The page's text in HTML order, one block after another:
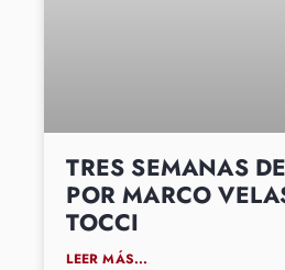
TRES SEMANAS
POR MARCO
TOCCI
LEER MÁS...